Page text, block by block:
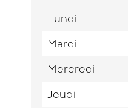
semaine
Lundi
Mardi
Mercredi
Jeudi
semaine